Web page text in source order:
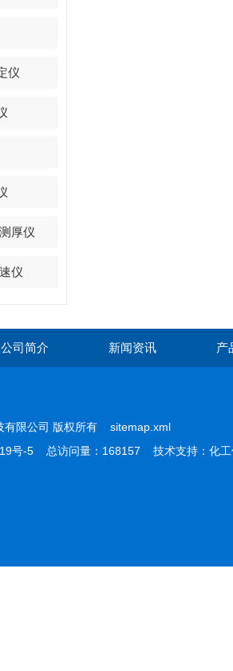
仪
厚仪
仪
公司简介 新闻资讯 产
有限公司 版权所有 sitemap.xml
号-5 总访问量：168157 技术支持： 化